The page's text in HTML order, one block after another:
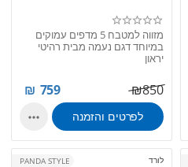
מזווה למטבח 5 מדפים עמוקים
במיוחד דגם נעמה מבית רהיטי
יראון
850
₪
759
₪
לפרטים והזמנה 
לורד
PANDA STYLE